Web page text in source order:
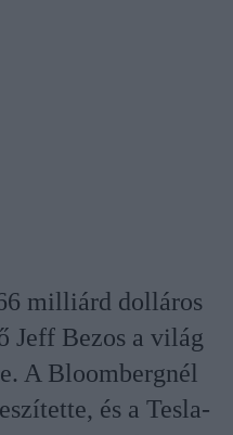
milliárd dolláros
Jeff Bezos a világ
A Bloombergnél
és a Tesla-